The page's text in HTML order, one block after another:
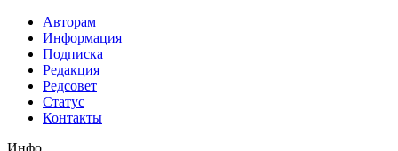
Авторам
Информация
Подписка
Редакция
Редсовет
Статус
Контакты
Инфо